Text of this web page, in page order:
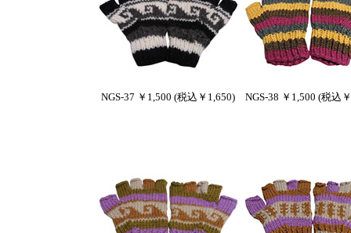
NGS-37 ￥1,500 (税込￥1,650) NGS-38 ￥1,500 (税込